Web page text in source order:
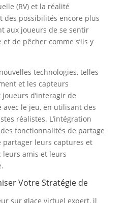
(RV) et la réalité
des possibilités encore plus
aux joueurs de se sentir
de pêcher comme s’ils y
technologies, telles
et les capteurs
d’interagir de
le jeu, en utilisant des
réalistes. L’intégration
fonctionnalités de partage
partager leurs captures et
leurs amis et leurs
Votre Stratégie de
sur glace virtuel expert, il